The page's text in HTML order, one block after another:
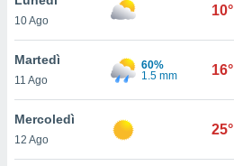
un
la
nella
10 Ago
10°
Martedì
11 Ago
60%
1.5 mm
16°
Mercoledì
12 Ago
25°